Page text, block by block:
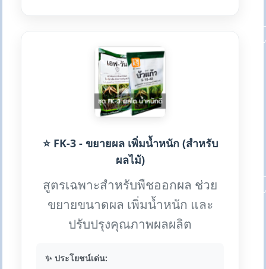
⭐ FK-3 - ขยายผล เพิ่มน้ำหนัก (สำหรับ
ผลไม้)
สูตรเฉพาะสำหรับพืชออกผล ช่วย
ขยายขนาดผล เพิ่มน้ำหนัก และ
ปรับปรุงคุณภาพผลผลิต
✨ ประโยชน์เด่น: